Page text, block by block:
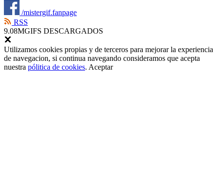
/mistergif.fanpage
RSS
9.08MGIFS DESCARGADOS
Utilizamos cookies propias y de terceros para mejorar la experiencia
de navegacion, si continua navegando consideramos que acepta
nuestra pólitica de cookies. Aceptar